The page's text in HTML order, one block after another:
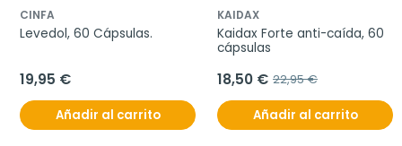
CINFA
Levedol, 60 Cápsulas.
19,95 €
Añadir al carrito
KAIDAX
Kaidax Forte anti-caída, 60
cápsulas
18,50 € 22,95 €
Añadir al carrito